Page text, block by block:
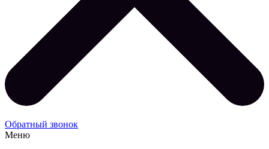
Обратный звонок
Меню